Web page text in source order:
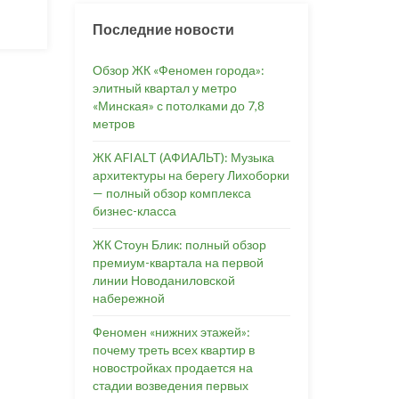
Последние новости
Обзор ЖК «Феномен города»:
элитный квартал у метро
«Минская» с потолками до 7,8
метров
ЖК AFIALT (АФИАЛЬТ): Музыка
архитектуры на берегу Лихоборки
— полный обзор комплекса
бизнес-класса
ЖК Стоун Блик: полный обзор
премиум-квартала на первой
линии Новоданиловской
набережной
Феномен «нижних этажей»:
почему треть всех квартир в
новостройках продается на
стадии возведения первых